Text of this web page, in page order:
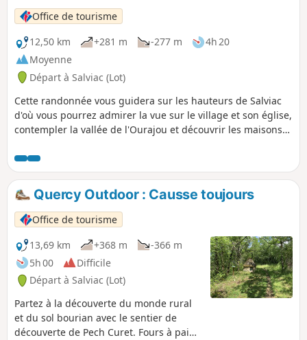
Office de tourisme
12,50 km
+281 m -277 m
4h 20
Moyenne
Départ à Salviac (Lot)
Cette randonnée vous guidera sur les hauteurs de Salviac
d'où vous pourrez admirer la vue sur le village et son église,
contempler la vallée de l'Ourajou et découvrir les maisons
Quercy Outdoor : Causse toujours
Office de tourisme
13,69 km
+368 m
-366 m
5h 00
Difficile
Départ à Salviac (Lot)
Partez à la découverte du monde rural
et du sol bourian avec le sentier de
découverte de Pech Curet. Fours à pain,